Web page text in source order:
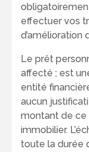
effectuer vos
d’amélioration
Le prêt
affecté ; est
entité
aucun
montant de ce
immobilier.
toute la durée